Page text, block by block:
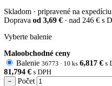
Skladom · pripravené na expedíciu
Doprava od 3,69 € · nad 246 € s
Vyberte balenie
Maloobchodné ceny
Balenie 36773 · 10 ks 6,817 € s
81,794 € s DPH
−
Počet